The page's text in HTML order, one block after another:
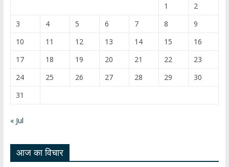
b
e
C
h
a
1
2
3
4 5 6 7 8
9
10
11 12 13 14 15
16
17
18 19 20 21 22
23
24
25 26 27 28 29
30
31
« Jul
आज का विचार